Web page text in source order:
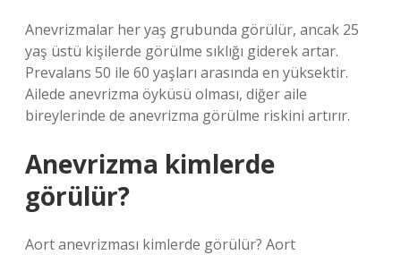
Anevrizmalar her yaş grubunda görülür, ancak 25
yaş üstü kişilerde görülme sıklığı giderek artar.
Prevalans 50 ile 60 yaşları arasında en yüksektir.
Ailede anevrizma öyküsü olması, diğer aile
bireylerinde de anevrizma görülme riskini artırır.
Anevrizma kimlerde
görülür?
Aort anevrizması kimlerde görülür? Aort